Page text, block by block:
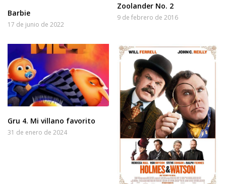
Barbie
17 de junio de 2022
Zoolander No. 2
9 de febrero de 2016
Gru 4. Mi villano favorito
31 de enero de 2024